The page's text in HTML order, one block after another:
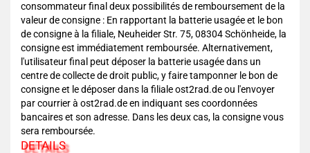
consommateur final deux possibilités de remboursement de la
valeur de consigne : En rapportant la batterie usagée et le bon
de consigne à la filiale, Neuheider Str. 75, 08304 Schönheide, la
consigne est immédiatement remboursée. Alternativement,
l'utilisateur final peut déposer la batterie usagée dans un
centre de collecte de droit public, y faire tamponner le bon de
consigne et le déposer dans la filiale ost2rad.de ou l'envoyer
par courrier à ost2rad.de en indiquant ses coordonnées
bancaires et son adresse. Dans les deux cas, la consigne vous
sera remboursée.
DETAILS